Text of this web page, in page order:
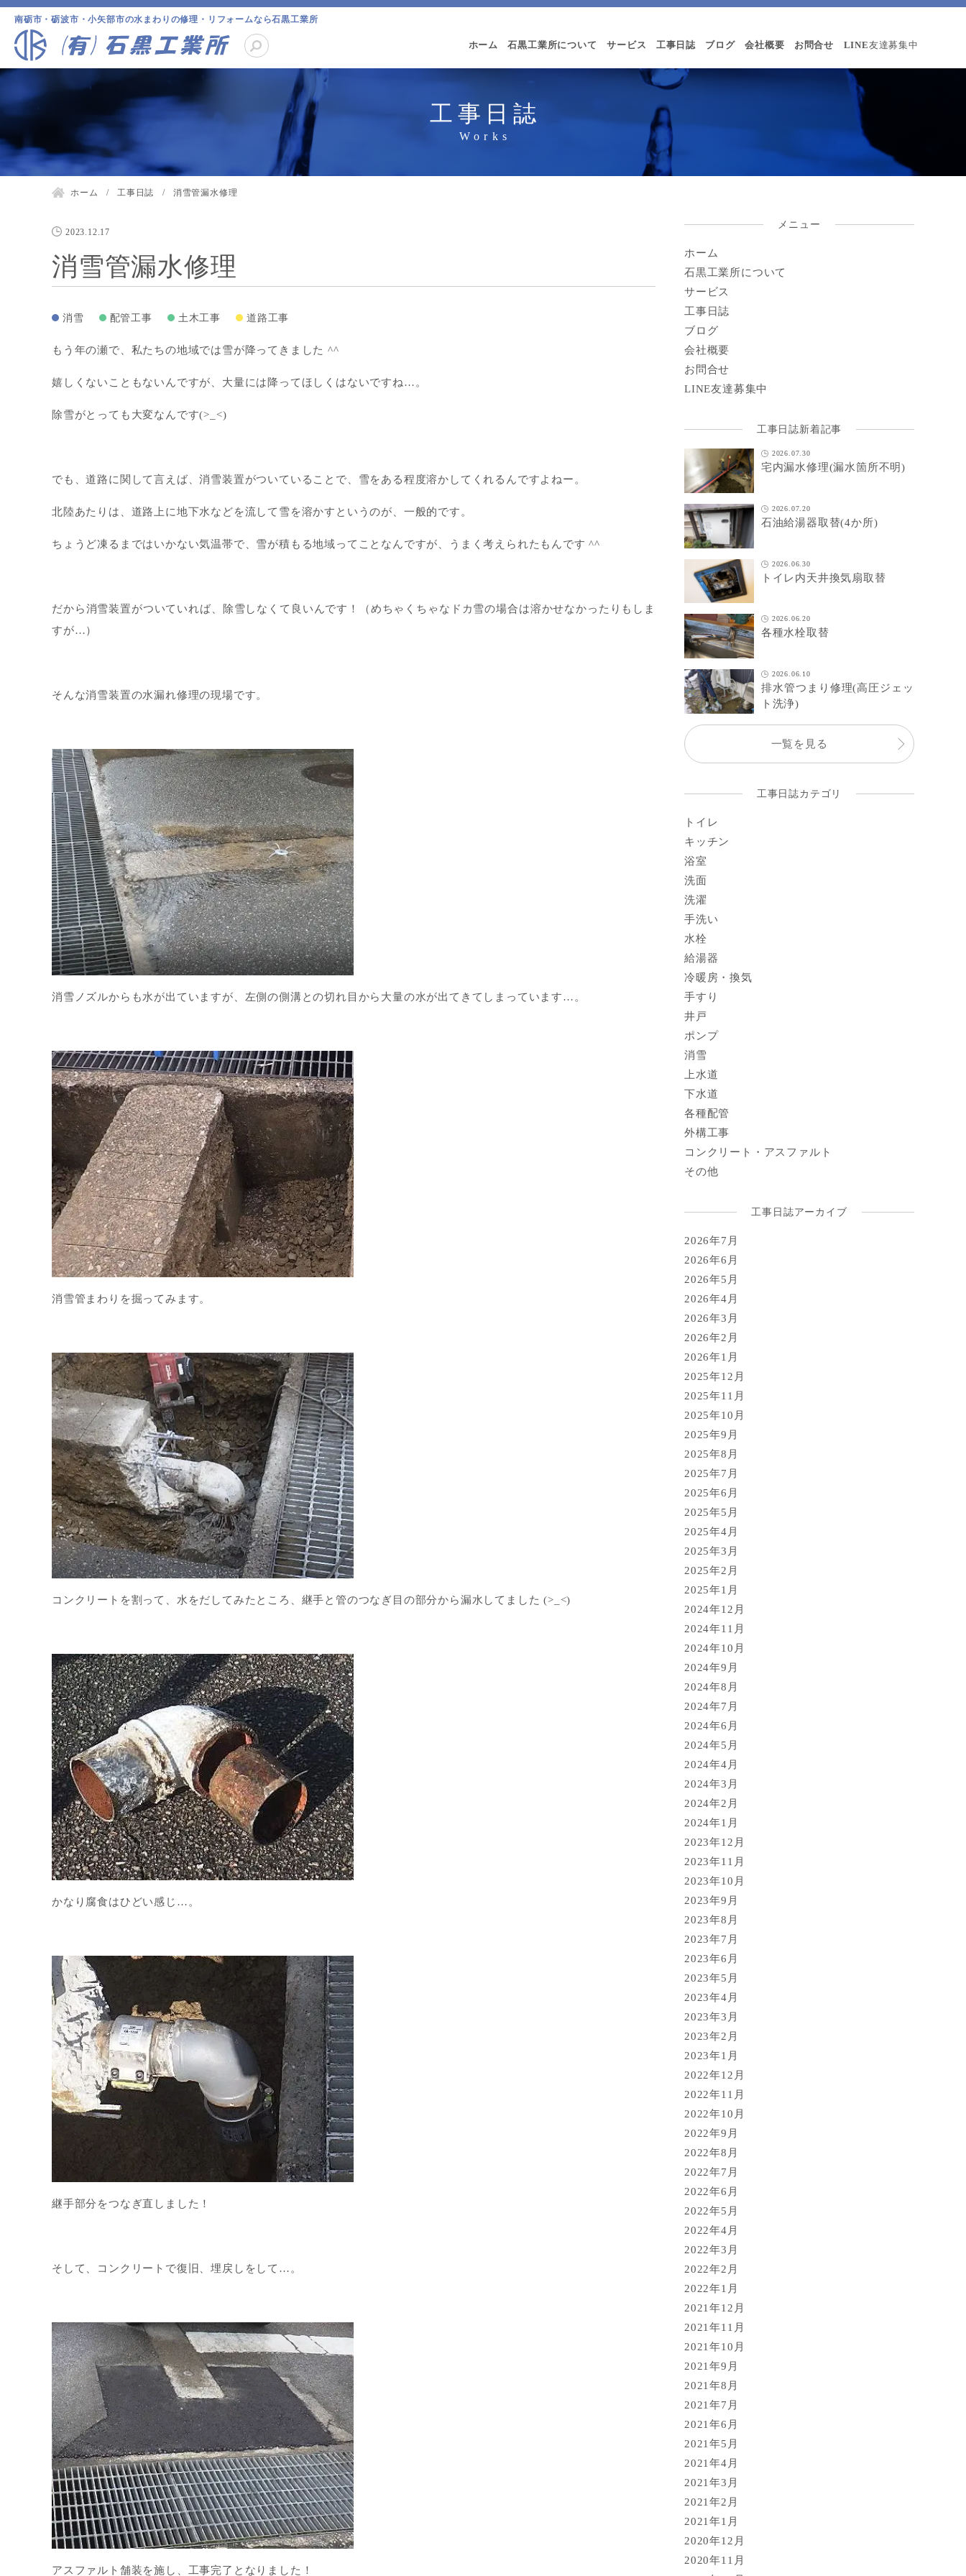
南砺市・砺波市・小矢部市の水まわりの修理・リフォームなら石黒工業所
ホーム 石黒工業所について サービス 工事日誌 ブログ 会社概要 お問合せ LINE友達募集中
工事日誌
ホーム 工事日誌 消雪管漏水修理
2023.12.17
消雪管漏水修理
消雪 配管工事 土木工事 道路工事
もう年の瀬で、私たちの地域では雪が降ってきました ^^
嬉しくないこともないんですが、大量には降ってほしくはないですね…。
除雪がとっても大変なんです(>_<)
でも、道路に関して言えば、消雪装置がついていることで、雪をある程度溶かしてくれるんですよねー。
北陸あたりは、道路上に地下水などを流して雪を溶かすというのが、一般的です。
ちょうど凍るまではいかない気温帯で、雪が積もる地域ってことなんですが、うまく考えられたもんです ^^
だから消雪装置がついていれば、除雪しなくて良いんです！（めちゃくちゃなドカ雪の場合は溶かせなかったりもしま
すが…）
そんな消雪装置の水漏れ修理の現場です。
消雪ノズルからも水が出ていますが、左側の側溝との切れ目から大量の水が出てきてしまっています…。
消雪管まわりを掘ってみます。
コンクリートを割って、水をだしてみたところ、継手と管のつなぎ目の部分から漏水してました (>_<)
かなり腐食はひどい感じ…。
継手部分をつなぎ直しました！
そして、コンクリートで復旧、埋戻しをして…。
アスファルト舗装を施し、工事完了となりました！
メニュー
ホーム
石黒工業所について
サービス
工事日誌
ブログ
会社概要
お問合せ
LINE友達募集中
工事日誌新着記事
2026.07.30
宅内漏水修理(漏水箇所不明)
2026.07.20
石油給湯器取替(4か所)
2026.06.30
トイレ内天井換気扇取替
2026.06.20
各種水栓取替
2026.06.10
排水管つまり修理(高圧ジェッ
ト洗浄)
一覧を見る
工事日誌カテゴリ
トイレ
キッチン
浴室
洗面
洗濯
手洗い
水栓
給湯器
冷暖房・換気
手すり
井戸
ポンプ
消雪
上水道
下水道
各種配管
外構工事
コンクリート・アスファルト
その他
工事日誌アーカイブ
2026年7月
2026年6月
2026年5月
2026年4月
2026年3月
2026年2月
2026年1月
2025年12月
2025年11月
2025年10月
2025年9月
2025年8月
2025年7月
2025年6月
2025年5月
2025年4月
2025年3月
2025年2月
2025年1月
2024年12月
2024年11月
2024年10月
2024年9月
2024年8月
2024年7月
2024年6月
2024年5月
2024年4月
2024年3月
2024年2月
2024年1月
2023年12月
2023年11月
2023年10月
2023年9月
2023年8月
2023年7月
2023年6月
2023年5月
2023年4月
2023年3月
2023年2月
2023年1月
2022年12月
2022年11月
2022年10月
2022年9月
2022年8月
2022年7月
2022年6月
2022年5月
2022年4月
2022年3月
2022年2月
2022年1月
2021年12月
2021年11月
2021年10月
2021年9月
2021年8月
2021年7月
2021年6月
2021年5月
2021年4月
2021年3月
2021年2月
2021年1月
2020年12月
2020年11月